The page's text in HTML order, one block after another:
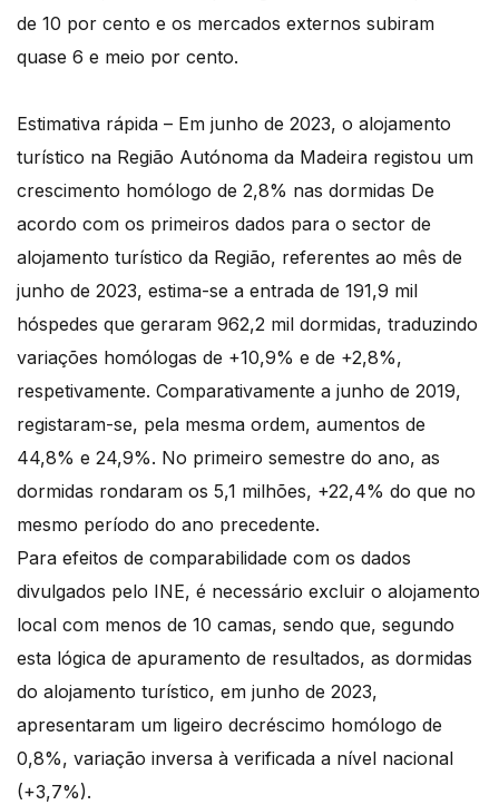
de 10 por cento e os mercados externos subiram
quase 6 e meio por cento.
Estimativa rápida – Em junho de 2023, o alojamento
turístico na Região Autónoma da Madeira registou um
crescimento homólogo de 2,8% nas dormidas De
acordo com os primeiros dados para o sector de
alojamento turístico da Região, referentes ao mês de
junho de 2023, estima-se a entrada de 191,9 mil
hóspedes que geraram 962,2 mil dormidas, traduzindo
variações homólogas de +10,9% e de +2,8%,
respetivamente. Comparativamente a junho de 2019,
registaram-se, pela mesma ordem, aumentos de
44,8% e 24,9%. No primeiro semestre do ano, as
dormidas rondaram os 5,1 milhões, +22,4% do que no
mesmo período do ano precedente.
Para efeitos de comparabilidade com os dados
divulgados pelo INE, é necessário excluir o alojamento
local com menos de 10 camas, sendo que, segundo
esta lógica de apuramento de resultados, as dormidas
do alojamento turístico, em junho de 2023,
apresentaram um ligeiro decréscimo homólogo de
0,8%, variação inversa à verificada a nível nacional
(+3,7%).